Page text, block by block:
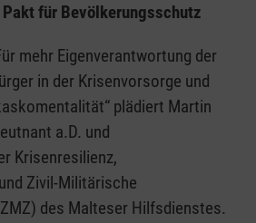
für Bevölkerungsschutz
mehr Eigenverantwortung der
in der Krisenvorsorge und
plädiert Martin
a.D. und
Krisenresilienz,
Zivil-Militärische
des Malteser Hilfsdienstes.